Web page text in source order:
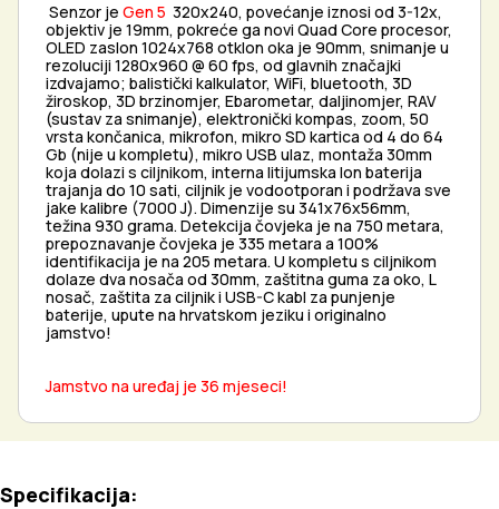
Senzor je Gen 5 320x240, povećanje iznosi od 3-12x,
objektiv je 19mm, pokreće ga novi Quad Core procesor,
OLED zaslon 1024x768 otklon oka je 90mm, snimanje u
rezoluciji 1280x960 @ 60 fps, od glavnih značajki
izdvajamo; balistički kalkulator, WiFi, bluetooth, 3D
žiroskop, 3D brzinomjer, Ebarometar, daljinomjer, RAV
(sustav za snimanje), elektronički kompas, zoom, 50
vrsta končanica, mikrofon, mikro SD kartica od 4 do 64
Gb (nije u kompletu), mikro USB ulaz, montaža 30mm
koja dolazi s ciljnikom, interna litijumska Ion baterija
trajanja do 10 sati, ciljnik je vodootporan i podržava sve
jake kalibre (7000 J). Dimenzije su 341x76x56mm,
težina 930 grama. Detekcija čovjeka je na 750 metara,
prepoznavanje čovjeka je 335 metara a 100%
identifikacija je na 205 metara. U kompletu s ciljnikom
dolaze dva nosača od 30mm, zaštitna guma za oko, L
nosač, zaštita za ciljnik i USB-C kabl za punjenje
baterije, upute na hrvatskom jeziku i originalno
jamstvo!
Jamstvo na uređaj je 36 mjeseci!
Specifikacija: